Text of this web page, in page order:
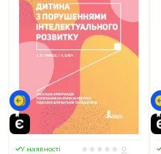
У наявності
0